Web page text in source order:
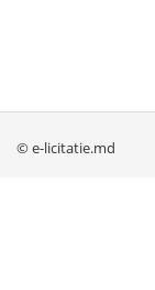
© e-licitatie.md